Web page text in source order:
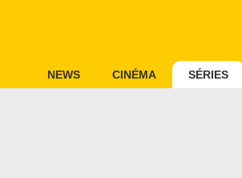
NEWS CINÉMA SÉRIES